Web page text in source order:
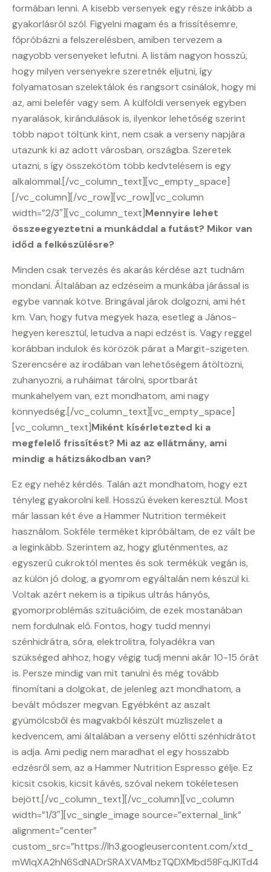
formában lenni. A kisebb versenyek egy része inkább a
gyakorlásról szól. Figyelni magam és a frissítésemre,
főpróbázni a felszerelésben, amiben tervezem a
nagyobb versenyeket lefutni. A listám nagyon hosszú,
hogy milyen versenyekre szeretnék eljutni, így
folyamatosan szelektálok és rangsort csinálok, hogy mi
az, ami belefér vagy sem. A külföldi versenyek egyben
nyaralások, kirándulások is, ilyenkor lehetőség szerint
több napot töltünk kint, nem csak a verseny napjára
utazunk ki az adott városban, országba. Szeretek
utazni, s így összekötöm több kedvtelésem is egy
alkalommal.[/vc_column_text][vc_empty_space]
[/vc_column][/vc_row][vc_row][vc_column
width=”2/3″][vc_column_text]Mennyire lehet
összeegyeztetni a munkáddal a futást? Mikor van
időd a felkészülésre?
Minden csak tervezés és akarás kérdése azt tudnám
mondani. Általában az edzéseim a munkába járással is
egybe vannak kötve. Bringával járok dolgozni, ami hét
km. Van, hogy futva megyek haza, esetleg a János-
hegyen keresztül, letudva a napi edzést is. Vagy reggel
korábban indulok és körözök párat a Margit-szigeten.
Szerencsére az irodában van lehetőségem átöltözni,
zuhanyozni, a ruháimat tárolni, sportbarát
munkahelyem van, ezt mondhatom, ami nagy
könnyedség.[/vc_column_text][vc_empty_space]
[vc_column_text]Miként kísérletezted ki a
megfelelő frissítést? Mi az az ellátmány, ami
mindig a hátizsákodban van?
Ez egy nehéz kérdés. Talán azt mondhatom, hogy ezt
tényleg gyakorolni kell. Hosszú éveken keresztül. Most
már lassan két éve a Hammer Nutrition termékeit
használom. Sokféle terméket kipróbáltam, de ez vált be
a leginkább. Szerintem az, hogy gluténmentes, az
egyszerű cukroktól mentes és sok termékük vegán is,
az külön jó dolog, a gyomrom egyáltalán nem készül ki.
Voltak azért nekem is a tipikus ultrás hányós,
gyomorproblémás szituációim, de ezek mostanában
nem fordulnak elő. Fontos, hogy tudd mennyi
szénhidrátra, sóra, elektrolitra, folyadékra van
szükséged ahhoz, hogy végig tudj menni akár 10-15 órát
is. Persze mindig van mit tanulni és még tovább
finomítani a dolgokat, de jelenleg azt mondhatom, a
bevált módszer megvan. Egyébként az aszalt
gyümölcsből és magvakból készült müzliszelet a
kedvencem, ami általában a verseny előtti szénhidrátot
is adja. Ami pedig nem maradhat el egy hosszabb
edzésről sem, az a Hammer Nutrition Espresso gélje. Ez
kicsit csokis, kicsit kávés, szóval nekem tökéletesen
bejött.[/vc_column_text][/vc_column][vc_column
width=”1/3″][vc_single_image source=”external_link”
alignment=”center”
custom_src=”https://lh3.googleusercontent.com/xtd_
mWlqXA2hN6SdNADrSRAXVAMbzTQDXMbd58FqJKlTd4